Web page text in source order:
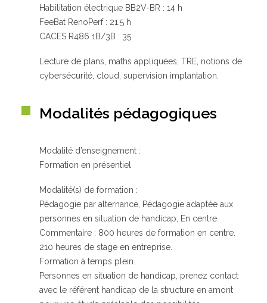
Habilitation électrique BB2V-BR : 14 h
FeeBat RenoPerf : 21.5 h
CACES R486 1B/3B : 35
Lecture de plans, maths appliquées, TRE, notions de
cybersécurité, cloud, supervision implantation.
Modalités pédagogiques
Modalité d’enseignement :
Formation en présentiel
Modalité(s) de formation :
Pédagogie par alternance, Pédagogie adaptée aux
personnes en situation de handicap, En centre
Commentaire : 800 heures de formation en centre.
210 heures de stage en entreprise.
Formation à temps plein.
Personnes en situation de handicap, prenez contact
avec le référent handicap de la structure en amont